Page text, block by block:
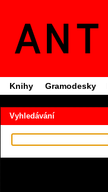
Knihy Gramodesky
Vyhledávání